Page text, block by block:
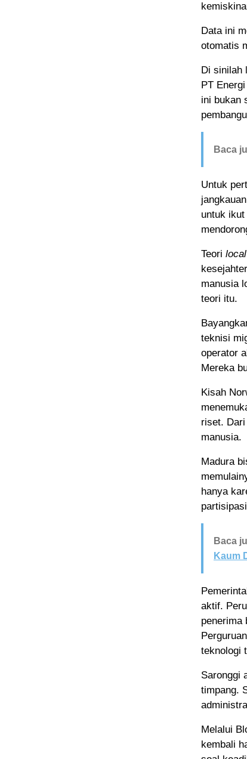
Data ini
otomatis
Di sinilah
PT
ini bukan
Baca
Untuk
untuk
Teori
manusia
teori itu.
teknisi
operator
Mereka
Kisah
riset.
manusia.
Madura
hanya
Baca
Kaum
aktif.
penerima
teknologi
Saronggi
timpang.
Melalui
kembali